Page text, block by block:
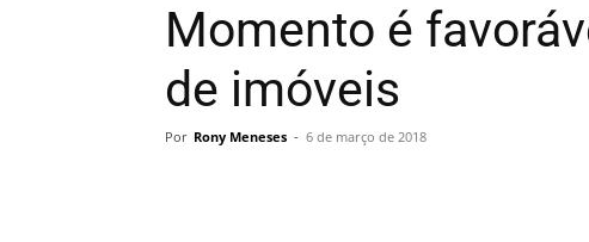
Momento é
de imóveis
Por Rony Meneses - 6 de março de 2018